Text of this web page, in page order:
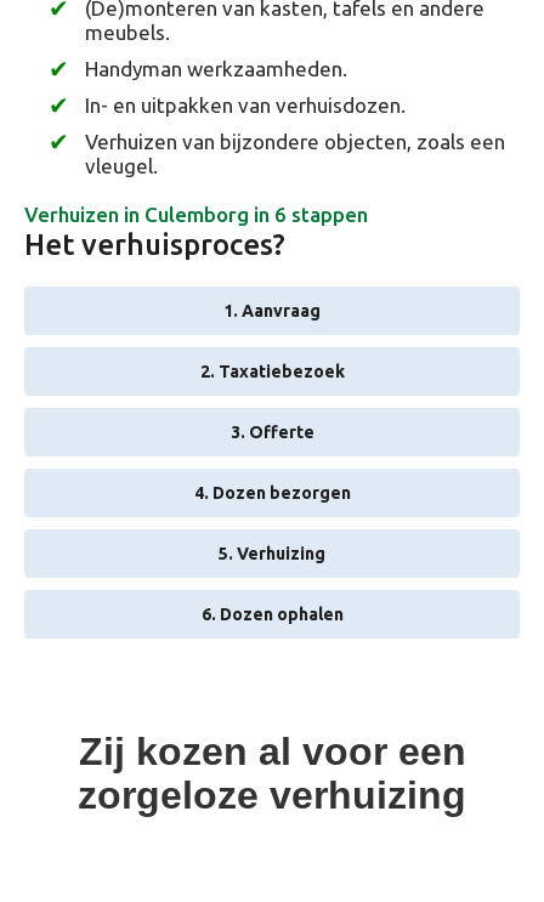
(De)monteren van kasten, tafels en andere
meubels.
Handyman werkzaamheden.
In- en uitpakken van verhuisdozen.
Verhuizen van bijzondere objecten, zoals een
vleugel.
Verhuizen in Culemborg in 6 stappen
Het verhuisproces?
1. Aanvraag
2. Taxatiebezoek
3. Offerte
4. Dozen bezorgen
5. Verhuizing
6. Dozen ophalen
Zij kozen al voor een
zorgeloze verhuizing